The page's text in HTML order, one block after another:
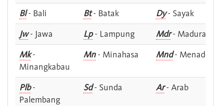
Bl- Bali Bt- Batak Dy- Sayak
Jw- Jawa Lp- Lampung Mdr- Madura
Mk-
Minangkabau
Mn- Minahasa Mnd- Menado
Plb-
Palembang
Sd- Sunda Ar- Arab